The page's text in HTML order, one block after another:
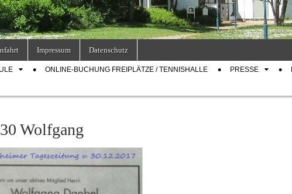
Impressum Datenschutz
ONLINE-BUCHUNG FREIPLÄTZE / TENNISHALLE PRESSE
Wolfgang